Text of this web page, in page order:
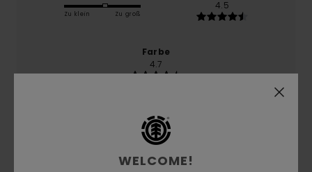
Zu klein Zu groß
4.5
Farbe
4.7
5/5
WELCOME!